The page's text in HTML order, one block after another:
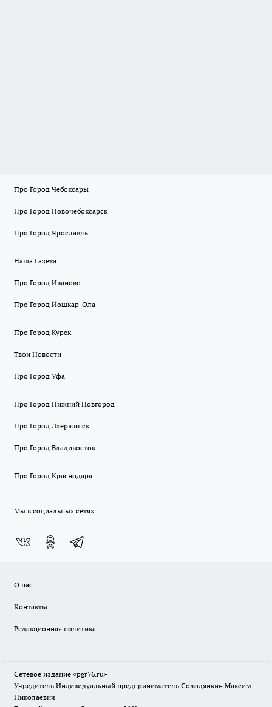
Про Город Чебоксары
Про Город Новочебоксарск
Про Город Ярославль
Наша Газета
Про Город Иваново
Про Город Йошкар-Ола
Про Город Курск
Твои Новости
Про Город Уфа
Про Город Нижний Новгород
Про Город Дзержинск
Про Город Владивосток
Про Город Краснодара
Мы в социальных сетях
О нас
Контакты
Редакционная политика
Сетевое издание «pgr76.ru»
Учредитель Индивидуальный предприниматель Солодянкин Максим
Николаевич